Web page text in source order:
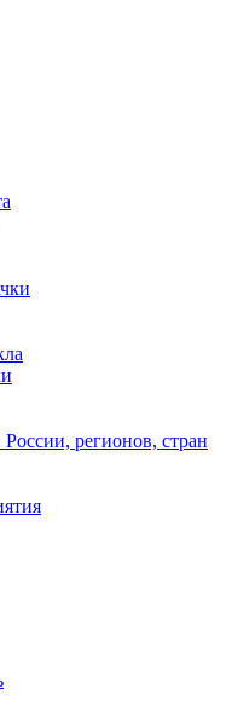
регионов, стран